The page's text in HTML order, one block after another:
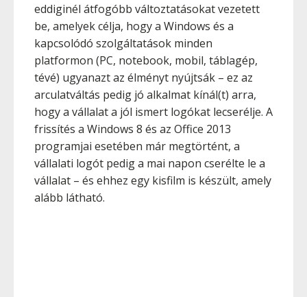
eddiginél átfogóbb változtatásokat vezetett
be, amelyek célja, hogy a Windows és a
kapcsolódó szolgáltatások minden
platformon (PC, notebook, mobil, táblagép,
tévé) ugyanazt az élményt nyújtsák – ez az
arculatváltás pedig jó alkalmat kínál(t) arra,
hogy a vállalat a jól ismert logókat lecserélje. A
frissítés a Windows 8 és az Office 2013
programjai esetében már megtörtént, a
vállalati logót pedig a mai napon cserélte le a
vállalat – és ehhez egy kisfilm is készült, amely
alább látható.